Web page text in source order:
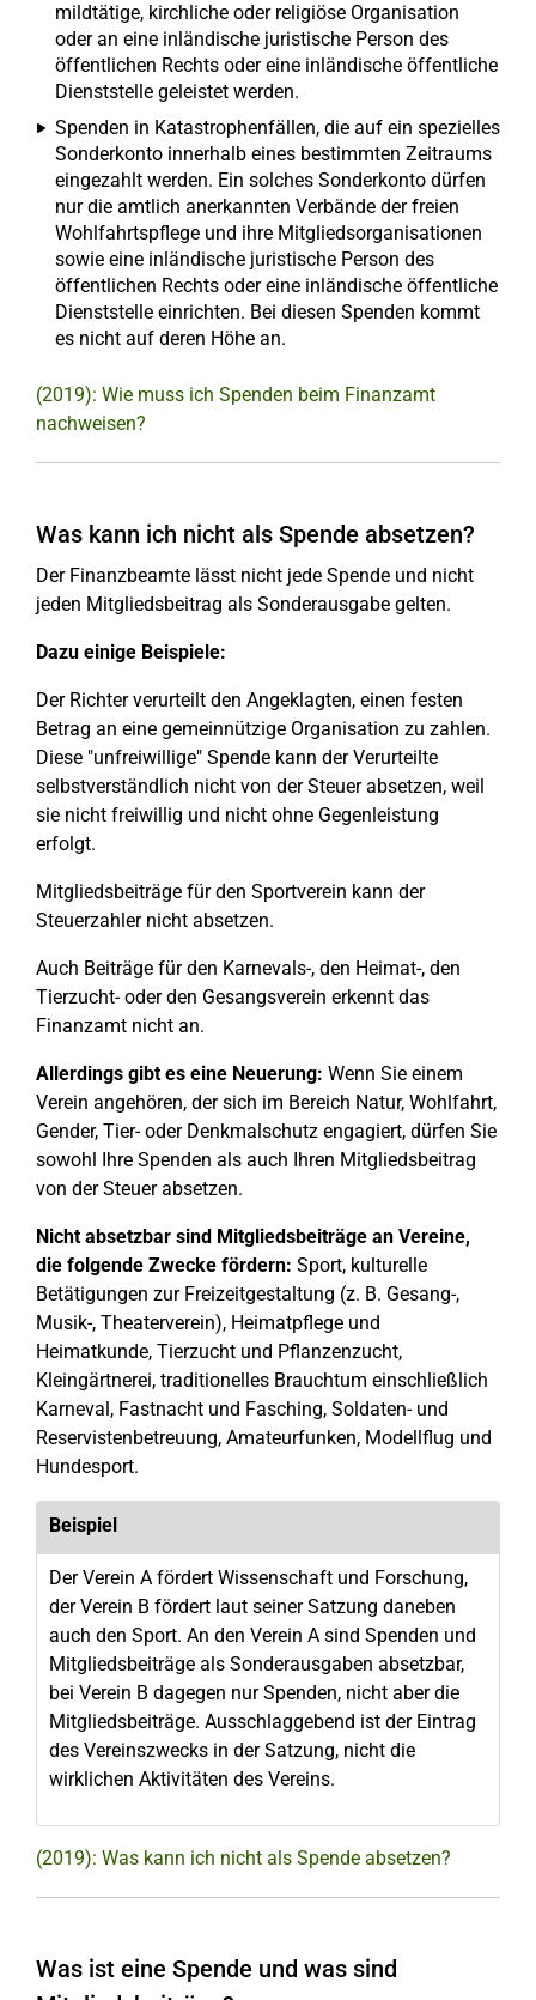
mildtätige, kirchliche oder religiöse Organisation
oder an eine inländische juristische Person des
öffentlichen Rechts oder eine inländische öffentliche
Dienststelle geleistet werden.
Spenden in Katastrophenfällen, die auf ein spezielles
Sonderkonto innerhalb eines bestimmten Zeitraums
eingezahlt werden. Ein solches Sonderkonto dürfen
nur die amtlich anerkannten Verbände der freien
Wohlfahrtspflege und ihre Mitgliedsorganisationen
sowie eine inländische juristische Person des
öffentlichen Rechts oder eine inländische öffentliche
Dienststelle einrichten. Bei diesen Spenden kommt
es nicht auf deren Höhe an.
(2019): Wie muss ich Spenden beim Finanzamt
nachweisen?
Was kann ich nicht als Spende absetzen?
Der Finanzbeamte lässt nicht jede Spende und nicht
jeden Mitgliedsbeitrag als Sonderausgabe gelten.
Dazu einige Beispiele:
Der Richter verurteilt den Angeklagten, einen festen
Betrag an eine gemeinnützige Organisation zu zahlen.
Diese "unfreiwillige" Spende kann der Verurteilte
selbstverständlich nicht von der Steuer absetzen, weil
sie nicht freiwillig und nicht ohne Gegenleistung
erfolgt.
Mitgliedsbeiträge für den Sportverein kann der
Steuerzahler nicht absetzen.
Auch Beiträge für den Karnevals-, den Heimat-, den
Tierzucht- oder den Gesangsverein erkennt das
Finanzamt nicht an.
Allerdings gibt es eine Neuerung: Wenn Sie einem
Verein angehören, der sich im Bereich Natur, Wohlfahrt,
Gender, Tier- oder Denkmalschutz engagiert, dürfen Sie
sowohl Ihre Spenden als auch Ihren Mitgliedsbeitrag
von der Steuer absetzen.
Nicht absetzbar sind Mitgliedsbeiträge an Vereine,
die folgende Zwecke fördern: Sport, kulturelle
Betätigungen zur Freizeitgestaltung (z. B. Gesang-,
Musik-, Theaterverein), Heimatpflege und
Heimatkunde, Tierzucht und Pflanzenzucht,
Kleingärtnerei, traditionelles Brauchtum einschließlich
Karneval, Fastnacht und Fasching, Soldaten- und
Reservistenbetreuung, Amateurfunken, Modellflug und
Hundesport.
Beispiel
Der Verein A fördert Wissenschaft und Forschung,
der Verein B fördert laut seiner Satzung daneben
auch den Sport. An den Verein A sind Spenden und
Mitgliedsbeiträge als Sonderausgaben absetzbar,
bei Verein B dagegen nur Spenden, nicht aber die
Mitgliedsbeiträge. Ausschlaggebend ist der Eintrag
des Vereinszwecks in der Satzung, nicht die
wirklichen Aktivitäten des Vereins.
(2019): Was kann ich nicht als Spende absetzen?
Was ist eine Spende und was sind